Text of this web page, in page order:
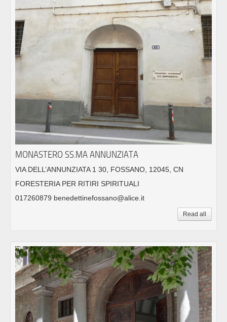
MONASTERO SS.MA ANNUNZIATA
VIA DELL’ANNUNZIATA 1 30, FOSSANO, 12045, CN
FORESTERIA PER RITIRI SPIRITUALI
017260879 benedettinefossano@alice.it
Read all